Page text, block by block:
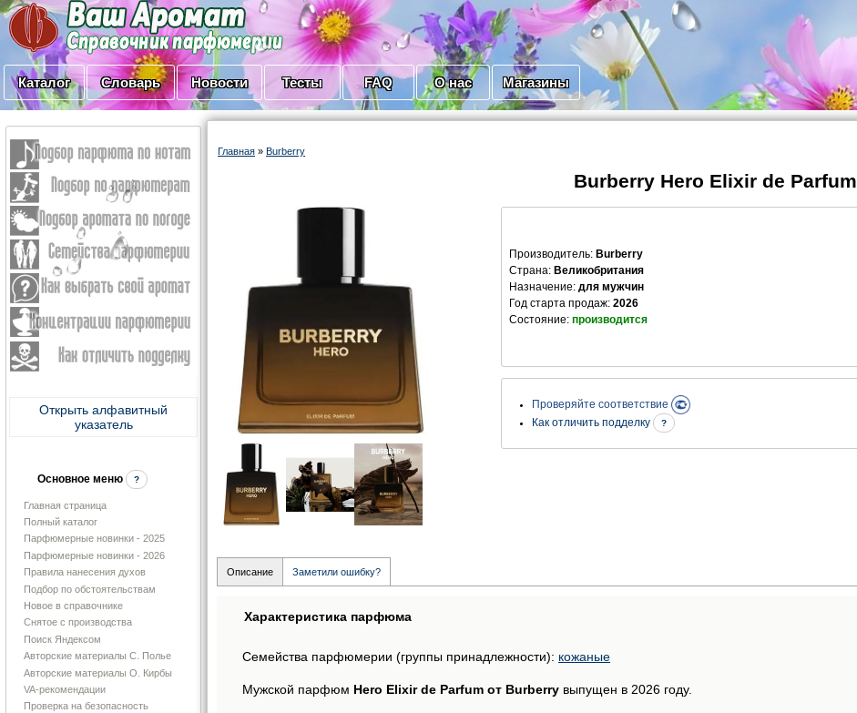
Каталог Словарь Новости Тесты FAQ О нас Магазины
Открыть алфавитный
указатель
Основное меню ?
Главная страница
Полный каталог
Парфюмерные новинки - 2025
Парфюмерные новинки - 2026
Правила нанесения духов
Подбор по обстоятельствам
Новое в справочнике
Снятое с производства
Поиск Яндексом
Авторские материалы С. Полье
Авторские материалы О. Кирбы
VA-рекомендации
Проверка на безопасность
Главная » Burberry
Burberry Hero Elixir de Parfum
Производитель: Burberry
Страна: Великобритания
Назначение: для мужчин
Год старта продаж: 2026
Состояние: производится
Проверяйте соответствие
Как отличить подделку
?
Описание Заметили ошибку?
Характеристика парфюма
Семейства парфюмерии (группы принадлежности): кожаные
Мужской парфюм Hero Elixir de Parfum от Burberry выпущен в 2026 году.